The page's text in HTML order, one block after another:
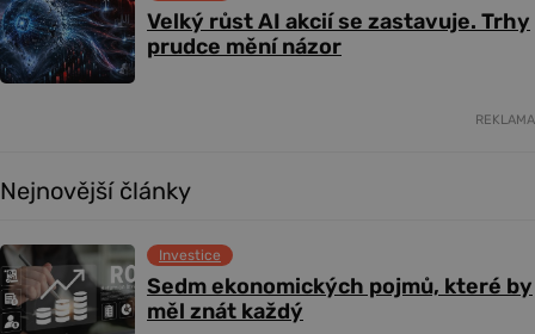
Velký růst AI akcií se zastavuje. Trhy
prudce mění názor
REKLAMA
Nejnovější články
Sedm ekonomických pojmů, které by
měl znát každý
Investice